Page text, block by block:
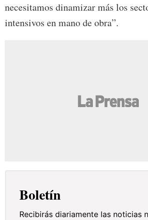
necesitamos dinamizar más los
intensivos en mano de obra”.
Boletín
Recibirás diariamente las noticias